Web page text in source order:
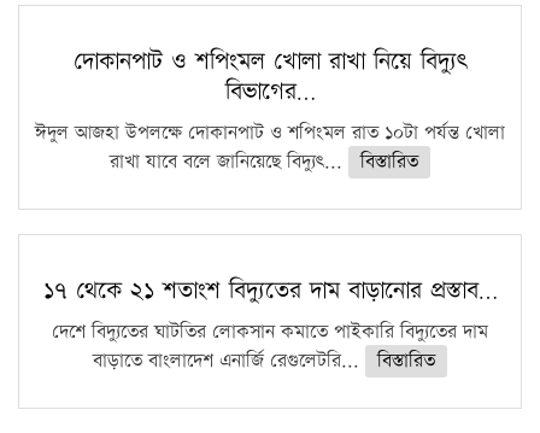
দোকানপাট ও শপিংমল খোলা রাখা নিয়ে বিদ্যুৎ
বিভাগের…
ঈদুল আজহা উপলক্ষে দোকানপাট ও শপিংমল রাত ১০টা পর্যন্ত খোলা
রাখা যাবে বলে জানিয়েছে বিদ্যুৎ...
বিস্তারিত
১৭ থেকে ২১ শতাংশ বিদ্যুতের দাম বাড়ানোর প্রস্তাব…
দেশে বিদ্যুতের ঘাটতির লোকসান কমাতে পাইকারি বিদ্যুতের দাম
বাড়াতে বাংলাদেশ এনার্জি রেগুলেটরি...
বিস্তারিত